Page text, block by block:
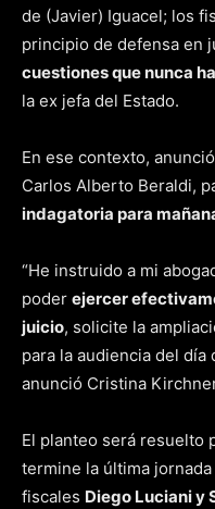
de (Javier) Iguacel; los
principio de defensa en
cuestiones que nunca
la ex jefa del Estado.
En ese contexto,
Carlos Alberto Beraldi,
indagatoria para
“He instruido a mi
poder ejercer
juicio, solicite la
para la audiencia del día
anunció Cristina
El planteo será resuelto
termine la última
fiscales Diego Luciani y